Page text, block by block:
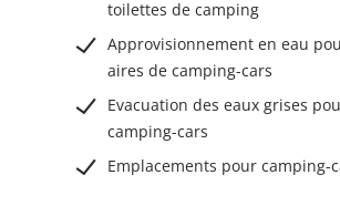
toilettes de camping
Approvisionnement en eau
aires de camping-cars
Evacuation des eaux grises
camping-cars
Emplacements pour camping-